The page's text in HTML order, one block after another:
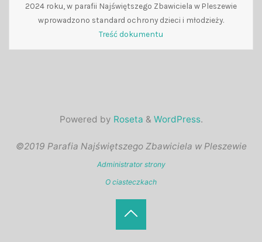
2024 roku, w parafii Najświętszego Zbawiciela w Pleszewie
wprowadzono standard ochrony dzieci i młodzieży.
Treść dokumentu
Powered by Roseta & WordPress.
©2019 Parafia Najświętszego Zbawiciela w Pleszewie
Administrator strony
O ciasteczkach
Back